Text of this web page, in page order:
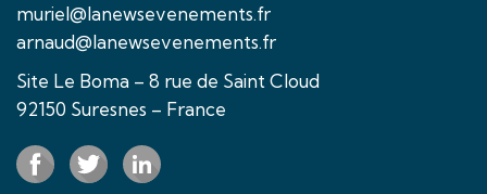
muriel@lanewsevenements.fr
arnaud@lanewsevenements.fr
Site Le Boma – 8 rue de Saint Cloud
92150 Suresnes – France